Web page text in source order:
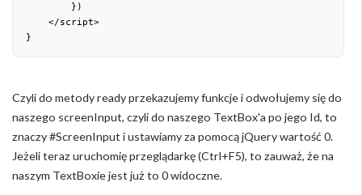
        })
    </script>
}
Czyli do metody ready przekazujemy funkcje i odwołujemy się do
naszego screenInput, czyli do naszego TextBox'a po jego Id, to
znaczy #ScreenInput i ustawiamy za pomocą jQuery wartość 0.
Jeżeli teraz uruchomię przeglądarkę (Ctrl+F5), to zauważ, że na
naszym TextBoxie jest już to 0 widoczne.